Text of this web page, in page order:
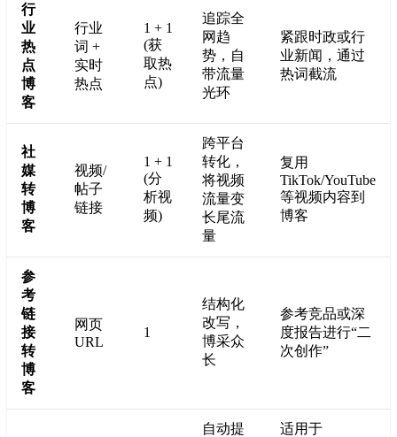
行
业
热
点
博
客
行业
词 +
实时
热点
1 + 1
(获
取热
点)
追踪全
网趋
势，自
带流量
光环
紧跟时政或行
业新闻，通过
热词截流
社
媒
转
博
客
视频/
帖子
链接
1 + 1
(分
析视
频)
跨平台
转化，
将视频
流量变
长尾流
量
复用
TikTok/YouTube
等视频内容到
博客
参
考
链
接
转
博
客
网页
URL
1
结构化
改写，
博采众
长
参考竞品或深
度报告进行“二
次创作”
自动提
适用于